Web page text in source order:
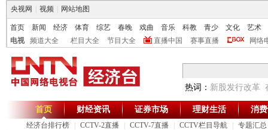
央视网 视频 网站地图
首页 新闻 经济 体育 综艺 春晚 戏曲 音乐 科教 青少 文化
艺术
电视
频道大全 栏目大全 节目大全 直播中国 赛事直播 网络
热词： 新股发行改革
首页
经济台排行榜 CCTV-2直播 CCTV-7直播 CCTV栏目导航 专题汇总
财经资讯 证券市场 理财生活 消